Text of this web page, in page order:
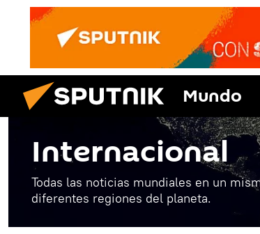
Mundo
Internacional
Todas las noticias mundiales en un
diferentes regiones del planeta.